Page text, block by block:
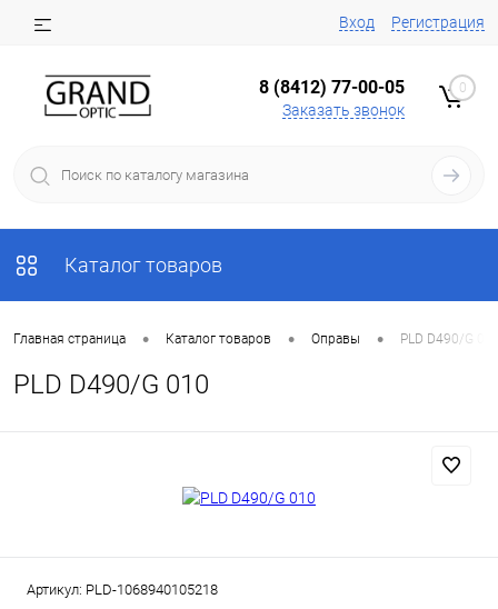
Вход Регистрация
8 (8412) 77-00-05
Заказать звонок
0
Каталог товаров
Главная страница • Каталог товаров • Оправы • PLD D490/G
PLD D490/G 010
Артикул: PLD-1068940105218